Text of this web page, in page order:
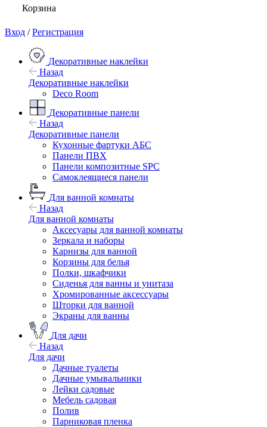
Корзина
Вход / Регистрация
Декоративные наклейки
Назад
Декоративные наклейки
Deco Room
Декоративные панели
Назад
Декоративные панели
Кухонные фартуки АБС
Панели ПВХ
Панели композитные SPC
Самоклеящиеся панели
Для ванной комнаты
Назад
Для ванной комнаты
Аксесуары для ванной комнаты
Зеркала и наборы
Карнизы для ванной
Корзины для белья
Полки, шкафчики
Сиденья для ванны и унитаза
Хромированные аксессуары
Шторки для ванной
Экраны для ванны
Для дачи
Назад
Для дачи
Дачные туалеты
Дачные умывальники
Лейки садовые
Мебель садовая
Полив
Парниковая пленка